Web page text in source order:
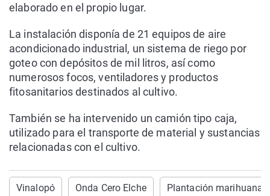
elaborado en el propio lugar.
La instalación disponía de 21 equipos de aire
acondicionado industrial, un sistema de riego por
goteo con depósitos de mil litros, así como
numerosos focos, ventiladores y productos
fitosanitarios destinados al cultivo.
También se ha intervenido un camión tipo caja,
utilizado para el transporte de material y sustancias
relacionadas con el cultivo.
Vinalopó Onda Cero Elche Plantación marihuana